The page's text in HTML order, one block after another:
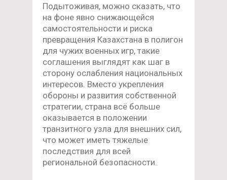
Подытоживая, можно сказать, что
на фоне явно снижающейся
самостоятельности и риска
превращения Казахстана в полигон
для чужих военных игр, такие
соглашения выглядят как шаг в
сторону ослабления национальных
интересов. Вместо укрепления
обороны и развития собственной
стратегии, страна всё больше
оказывается в положении
транзитного узла для внешних сил,
что может иметь тяжелые
последствия для всей
региональной безопасности.